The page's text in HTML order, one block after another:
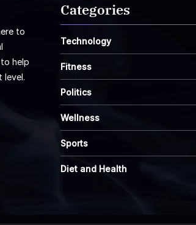
to
help
level.
Categories
Technology
Fitness
Politics
Wellness
Sports
Diet and Health